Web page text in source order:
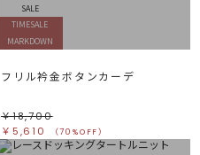
SALE
TIMESALE
MARKDOWN
フリル衿金ボタンカーデ
￥18,700
￥5,610
（70%OFF）